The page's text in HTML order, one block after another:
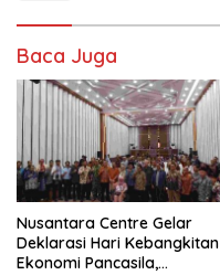
Baca Juga
Nusantara Centre Gelar
Deklarasi Hari Kebangkitan
Ekonomi Pancasila,